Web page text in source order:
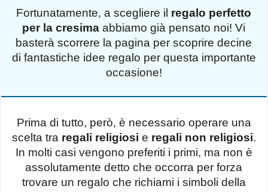
Fortunatamente, a scegliere il regalo perfetto
per la cresima abbiamo già pensato noi! Vi
basterà scorrere la pagina per scoprire decine
di fantastiche idee regalo per questa importante
occasione!
Prima di tutto, però, è necessario operare una
scelta tra regali religiosi e regali non religiosi.
In molti casi vengono preferiti i primi, ma non è
assolutamente detto che occorra per forza
trovare un regalo che richiami i simboli della